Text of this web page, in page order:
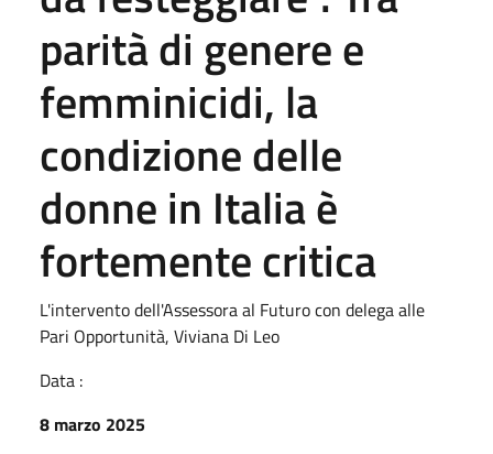
parità di genere e
femminicidi, la
condizione delle
donne in Italia è
fortemente critica
L'intervento dell'Assessora al Futuro con delega alle
Pari Opportunità, Viviana Di Leo
Data :
8 marzo 2025